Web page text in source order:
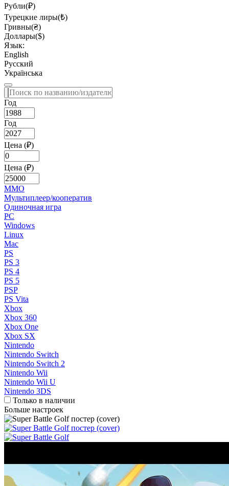
Рубли(₽)
Турецкие лиры(₺)
Гривны(₴)
Доллары($)
Язык:
English
Русский
Українська
Год
Год
Цена (₽)
Цена (₽)
MMO
Мультиплеер/кооператив
Одиночная игра
PC
Windows
Linux
Mac
PS
PS 3
PS 4
PS 5
PSP
PS Vita
Xbox
Xbox 360
Xbox One
Xbox SX
Nintendo
Nintendo Switch
Nintendo Switch 2
Nintendo Wii
Nintendo Wii U
Nintendo 3DS
Только в наличии
Больше настроек